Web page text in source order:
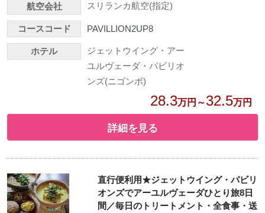
航空会社 スリランカ航空(指定)
コースコード PAVILLION2UP8
ホテル
ジェットウイング・アー
ユルヴェーダ・パビリオ
ンズ(ニゴンボ)
28.3万円～32.5万円
詳細を見る
直行便利用★ジェットウイング・パビリ
オンズでアーユルヴェーダひとり旅8日
間／毎日のトリートメント・全食事・送